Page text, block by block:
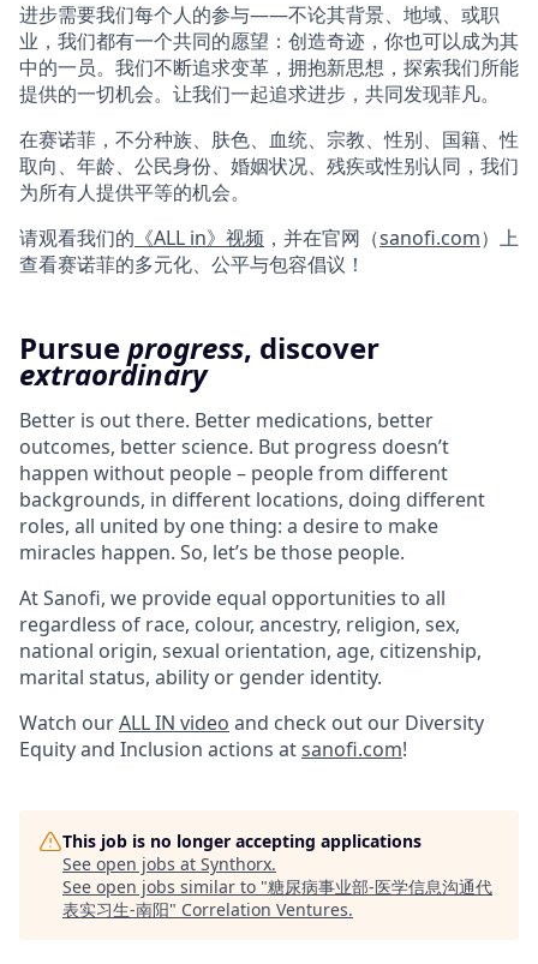
进步需要我们每个人的参与——不论其背景、地域、或职
业，我们都有一个共同的愿望：创造奇迹，你也可以成为其
中的一员。我们不断追求变革，拥抱新思想，探索我们所能
提供的一切机会。让我们一起追求进步，共同发现菲凡。
在赛诺菲，不分种族、肤色、血统、宗教、性别、国籍、性
取向、年龄、公民身份、婚姻状况、残疾或性别认同，我们
为所有人提供平等的机会。
请观看我们的 《ALL in》视频 ，并在官网（sanofi.com）上
查看赛诺菲的多元化、公平与包容倡议！
Pursueprogress, discover
extraordinary
Better is out there. Better medications, better
outcomes, better science. But progress doesn’t
happen without people – people from different
backgrounds, in different locations, doing different
roles, all united by one thing: a desire to make
miracles happen. So, let’s be those people.
At Sanofi, we provide equal opportunities to all
regardless of race, colour, ancestry, religion, sex,
national origin, sexual orientation, age, citizenship,
marital status, ability or gender identity.
Watch ourALL IN video and check out our Diversity
Equity and Inclusion actions atsanofi.com!
This job is no longer accepting applications
See open jobs at Synthorx.
See open jobs similar to "糖尿病事业部-医学信息沟通代
表实习生-南阳" Correlation Ventures.